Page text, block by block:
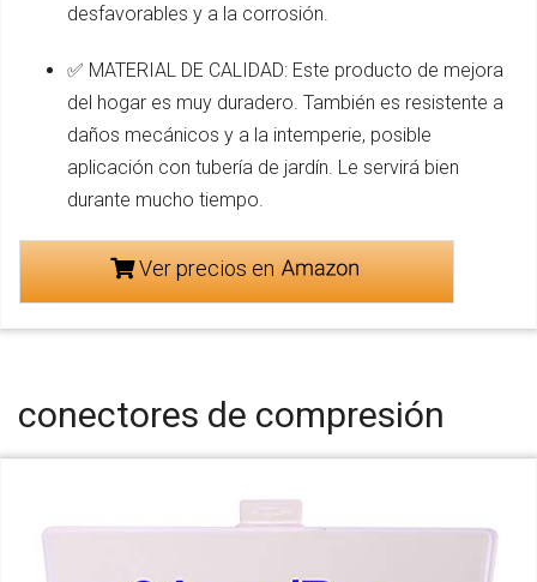
desfavorables y a la corrosión.
✅ MATERIAL DE CALIDAD: Este producto de mejora
del hogar es muy duradero. También es resistente a
daños mecánicos y a la intemperie, posible
aplicación con tubería de jardín. Le servirá bien
durante mucho tiempo.
Ver precios en
conectores de compresión